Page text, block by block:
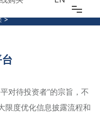
们
新
>
对待投资者”的宗旨，不
限度优化信息披露流程和